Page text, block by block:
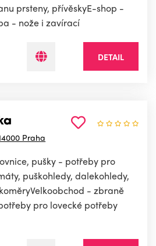
prsteny, přívěskyE-shop -
- nože i zavírací
DETAIL
Praha
pušky - potřeby pro
puškohledy, dalekohledy,
- zbraně
pro lovecké potřeby